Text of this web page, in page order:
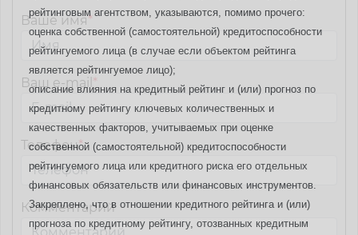
рейтинговым агентством, указываются, помимо прочего:
оценка собственной (самостоятельной) кредитоспособности
рейтингуемого лица (в случае если объектом рейтинга
является рейтингуемое лицо);
описание влияния на кредитный рейтинг и (или) прогноз по
кредитному рейтингу ключевых количественных и
качественных факторов, учитываемых при оценке
собственной (самостоятельной) кредитоспособности
рейтингуемого лица или кредитного риска его отдельных
финансовых обязательств или финансовых инструментов.
Закреплено, что в отношении кредитного рейтинга и (или)
прогноза по кредитному рейтингу, отозванных кредитным
Ваше имя*
Ваш e-mail *
Телефон*
Комментарий